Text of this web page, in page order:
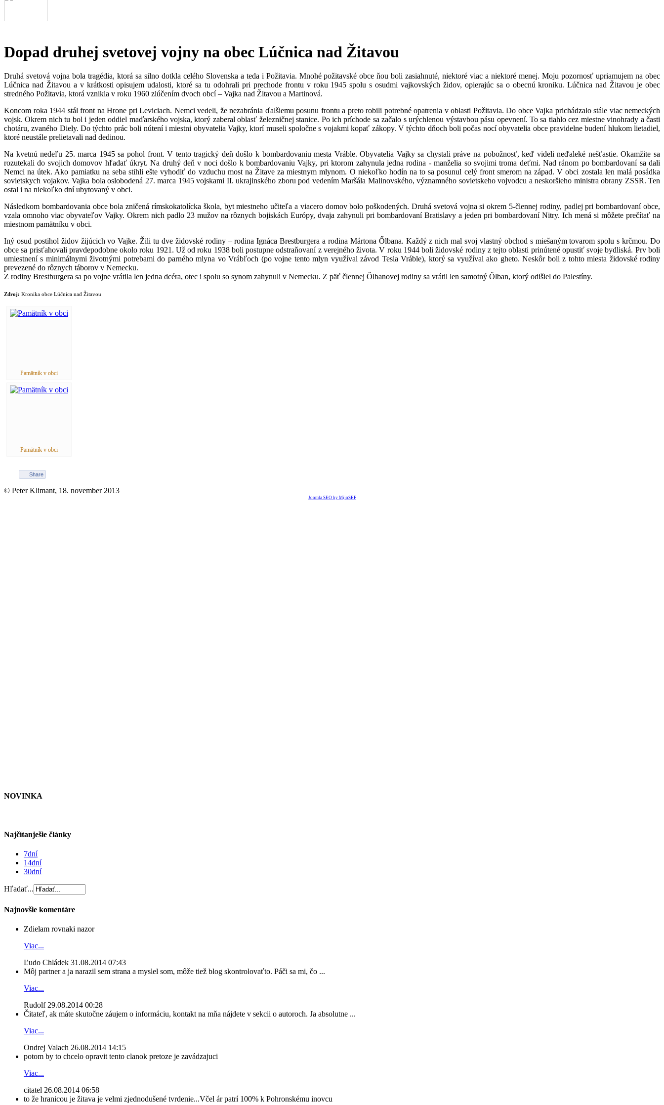
Dopad druhej svetovej vojny na obec Lúčnica nad Žitavou
Druhá svetová vojna bola tragédia, ktorá sa silno dotkla celého Slovenska a teda i Požitavia. Mnohé požitavské obce ňou boli zasiahnuté, niektoré viac a niektoré menej. Moju pozornosť upriamujem na obec
Lúčnica nad Žitavou a v krátkosti opisujem udalosti, ktoré sa tu odohrali pri prechode frontu v roku 1945 spolu s osudmi vajkovských židov, opierajúc sa o obecnú kroniku. Lúčnica nad Žitavou je obec
stredného Požitavia, ktorá vznikla v roku 1960 zlúčením dvoch obcí – Vajka nad Žitavou a Martinová.
Koncom roka 1944 stál front na Hrone pri Leviciach. Nemci vedeli, že nezabránia ďalšiemu posunu frontu a preto robili potrebné opatrenia v oblasti Požitavia. Do obce Vajka prichádzalo stále viac nemeckých
vojsk. Okrem nich tu bol i jeden oddiel maďarského vojska, ktorý zaberal oblasť železničnej stanice. Po ich príchode sa začalo s urýchlenou výstavbou pásu opevnení. To sa tiahlo cez miestne vinohrady a časti
chotáru, zvaného Diely. Do týchto prác boli nútení i miestni obyvatelia Vajky, ktorí museli spoločne s vojakmi kopať zákopy. V týchto dňoch boli počas nocí obyvatelia obce pravidelne budení hlukom lietadiel,
ktoré neustále prelietavali nad dedinou.
Na kvetnú nedeľu 25. marca 1945 sa pohol front. V tento tragický deň došlo k bombardovaniu mesta Vráble. Obyvatelia Vajky sa chystali práve na pobožnosť, keď videli neďaleké nešťastie. Okamžite sa
rozutekali do svojich domovov hľadať úkryt. Na druhý deň v noci došlo k bombardovaniu Vajky, pri ktorom zahynula jedna rodina - manželia so svojimi troma deťmi. Nad ránom po bombardovaní sa dali
Nemci na útek. Ako pamiatku na seba stihli ešte vyhodiť do vzduchu most na Žitave za miestnym mlynom. O niekoľko hodín na to sa posunul celý front smerom na západ. V obci zostala len malá posádka
sovietskych vojakov. Vajka bola oslobodená 27. marca 1945 vojskami II. ukrajinského zboru pod vedením Maršála Malinovského, významného sovietskeho vojvodcu a neskoršieho ministra obrany ZSSR. Ten
ostal i na niekoľko dní ubytovaný v obci.
Následkom bombardovania obce bola zničená rímskokatolícka škola, byt miestneho učiteľa a viacero domov bolo poškodených. Druhá svetová vojna si okrem 5-člennej rodiny, padlej pri bombardovaní obce,
vzala omnoho viac obyvateľov Vajky. Okrem nich padlo 23 mužov na rôznych bojiskách Európy, dvaja zahynuli pri bombardovaní Bratislavy a jeden pri bombardovaní Nitry. Ich mená si môžete prečítať na
miestnom pamätníku v obci.
Iný osud postihol židov žijúcich vo Vajke. Žili tu dve židovské rodiny – rodina Ignáca Brestburgera a rodina Mártona Őlbana. Každý z nich mal svoj vlastný obchod s miešaným tovarom spolu s krčmou. Do
obce sa prisťahovali pravdepodobne okolo roku 1921. Už od roku 1938 boli postupne odstraňovaní z verejného života. V roku 1944 boli židovské rodiny z tejto oblasti prinútené opustiť svoje bydliská. Prv boli
umiestnení s minimálnymi životnými potrebami do parného mlyna vo Vrábľoch (po vojne tento mlyn využíval závod Tesla Vráble), ktorý sa využíval ako gheto. Neskôr boli z tohto miesta židovské rodiny
prevezené do rôznych táborov v Nemecku.
Z rodiny Brestburgera sa po vojne vrátila len jedna dcéra, otec i spolu so synom zahynuli v Nemecku. Z päť člennej Őlbanovej rodiny sa vrátil len samotný Őlban, ktorý odišiel do Palestíny.
Zdroj: Kronika obce Lúčnica nad Žitavou
Pamätník v obci
Pamätník v obci
Share
© Peter Klimant, 18. november 2013
Joomla SEO by MijoSEF
NOVINKA
Najčítanješie články
7dní
14dní
30dní
Hľadať...
Najnovšie komentáre
Zdielam rovnaki nazor
Viac...
Ľudo Chládek 31.08.2014 07:43
Môj partner a ja narazil sem strana a myslel som, môže tiež blog skontrolovaťto. Páči sa mi, čo ...
Viac...
Rudolf 29.08.2014 00:28
Čitateľ, ak máte skutočne záujem o informáciu, kontakt na mňa nájdete v sekcii o autoroch. Ja absolutne ...
Viac...
Ondrej Valach 26.08.2014 14:15
potom by to chcelo opravit tento clanok pretoze je zavádzajuci
Viac...
citatel 26.08.2014 06:58
to že hranicou je žitava je velmi zjednodušené tvrdenie...Včel ár patrí 100% k Pohronskému inovcu